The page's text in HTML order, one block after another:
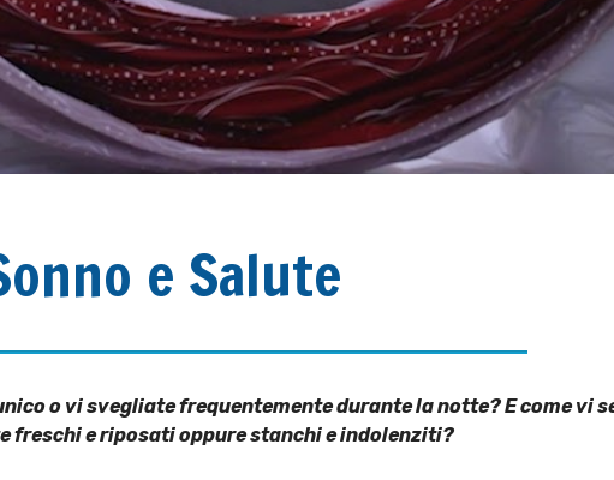
e Salute
o vi svegliate frequentemente durante la notte? E come vi
freschi e riposati oppure stanchi e indolenziti?